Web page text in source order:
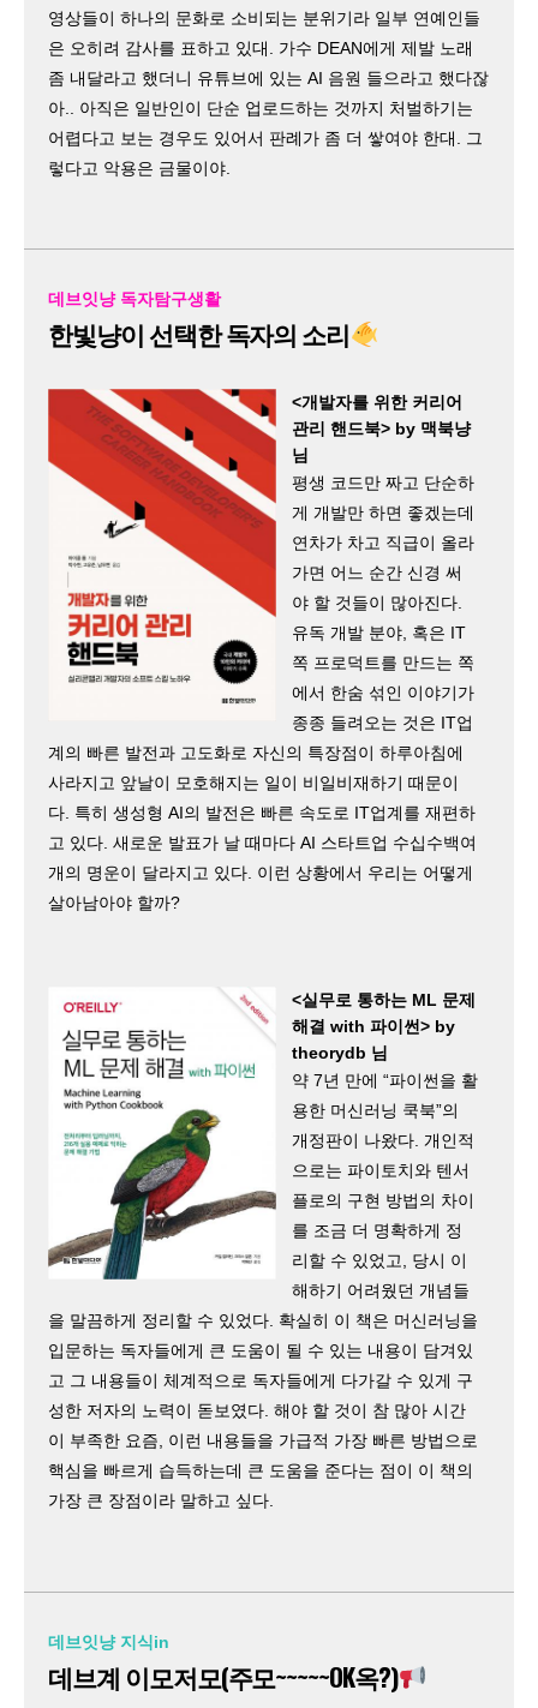
영상들이 하나의 문화로 소비되는 분위기라 일부 연예인들
은 오히려 감사를 표하고 있대. 가수 DEAN에게 제발 노래
좀 내달라고 했더니 유튜브에 있는 AI 음원 들으라고 했다잖
아.. 아직은 일반인이 단순 업로드하는 것까지 처벌하기는
어렵다고 보는 경우도 있어서 판례가 좀 더 쌓여야 한대. 그
렇다고 악용은 금물이야.
데브잇냥 독자탐구생활
한빛냥이 선택한 독자의 소리
<개발자를 위한 커리어
관리 핸드북> by 맥북냥
님​
평생 코드만 짜고 단순하
게 개발만 하면 좋겠는데
연차가 차고 직급이 올라
가면 어느 순간 신경 써
야 할 것들이 많아진다.
유독 개발 분야, 혹은 IT
쪽 프로덕트를 만드는 쪽
에서 한숨 섞인 이야기가
종종 들려오는 것은 IT업
계의 빠른 발전과 고도화로 자신의 특장점이 하루아침에
사라지고 앞날이 모호해지는 일이 비일비재하기 때문이
다. 특히 생성형 AI의 발전은 빠른 속도로 IT업계를 재편하
고 있다. 새로운 발표가 날 때마다 AI 스타트업 수십수백여
개의 명운이 달라지고 있다. 이런 상황에서 우리는 어떻게
살아남아야 할까?
<실무로 통하는 ML 문제
해결 with 파이썬> by
theorydb 님​
약 7년 만에 “파이썬을 활
용한 머신러닝 쿡북”의
개정판이 나왔다. 개인적
으로는 파이토치와 텐서
플로의 구현 방법의 차이
를 조금 더 명확하게 정
리할 수 있었고, 당시 이
해하기 어려웠던 개념들
을 말끔하게 정리할 수 있었다. 확실히 이 책은 머신러닝을
입문하는 독자들에게 큰 도움이 될 수 있는 내용이 담겨있
고 그 내용들이 체계적으로 독자들에게 다가갈 수 있게 구
성한 저자의 노력이 돋보였다. 해야 할 것이 참 많아 시간
이 부족한 요즘, 이런 내용들을 가급적 가장 빠른 방법으로
핵심을 빠르게 습득하는데 큰 도움을 준다는 점이 이 책의
가장 큰 장점이라 말하고 싶다.
데브잇냥 지식in
데브계 이모저모(주모~~~~~OK옥?)